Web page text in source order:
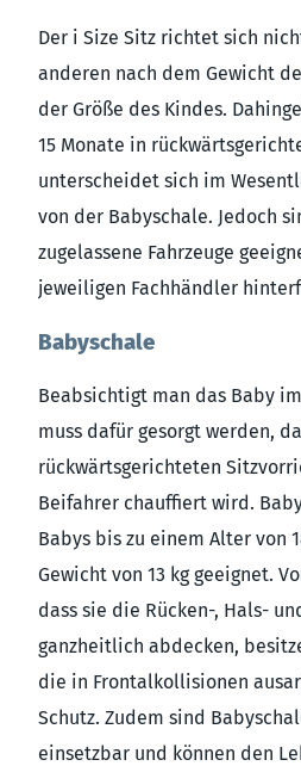
Der i Size Sitz richtet sich
anderen nach dem Gewicht
der Größe des Kindes.
15 Monate in
unterscheidet sich im
von der Babyschale. Jedoch
zugelassene Fahrzeuge
jeweiligen Fachhändler
Babyschale
Beabsichtigt man das Baby
muss dafür gesorgt werden,
rückwärtsgerichteten
Beifahrer chauffiert wird.
Babys bis zu einem Alter von
Gewicht von 13 kg geeignet.
dass sie die Rücken-, Hals-
ganzheitlich abdecken,
die in Frontalkollisionen
Schutz. Zudem sind
einsetzbar und können den